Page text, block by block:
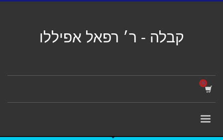
קבלה - ר׳ רפאל אפיללו